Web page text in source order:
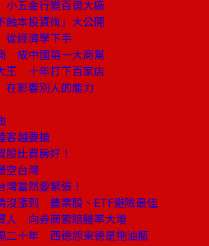
五金行變百億大廠
蝕本投資術」大公開
經濟學下手
成中國第一大商幫
王 十年打下百家店
影響別人的能力
越要搶
比買房好！
空台灣
當然要緊張！
沒漲到 農業股、ETF避險最佳
人 向券商索賠勝率大增
二十年 西德怨東德是拖油瓶